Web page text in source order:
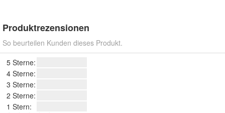
Produktrezensionen
So beurteilen Kunden dieses Produkt.
5 Sterne:
4 Sterne:
3 Sterne:
2 Sterne:
1 Stern: